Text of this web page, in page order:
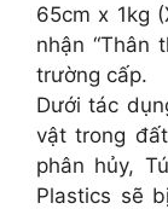
65cm x 1kg
nhận “Thân
trường cấp.
Dưới tác
vật trong
phân hủy,
Plastics​​ sẽ